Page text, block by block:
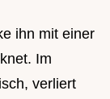
ihn mit einer
Im
verliert